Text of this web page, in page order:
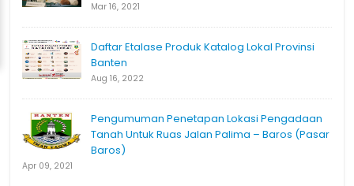
Mar 16, 2021
Daftar Etalase Produk Katalog Lokal Provinsi
Banten
Aug 16, 2022
Pengumuman Penetapan Lokasi Pengadaan
Tanah Untuk Ruas Jalan Palima – Baros (Pasar
Baros)
Apr 09, 2021